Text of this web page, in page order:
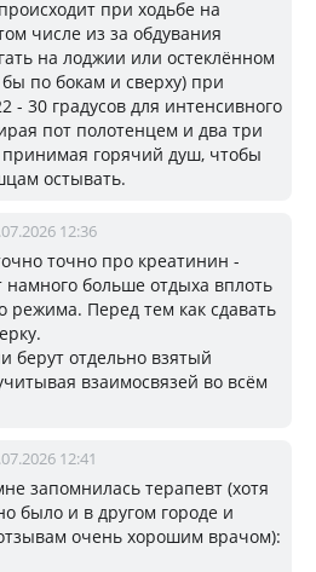
при ходьбе на
числе из за обдувания
на лоджии или остеклённом
бы по бокам и сверху) при
- 30 градусов для интенсивного
пот полотенцем и два три
принимая горячий душ, чтобы
остывать.
12:36
точно про креатинин -
намного больше отдыха вплоть
режима. Перед тем как сдавать
берут отдельно взятый
взаимосвязей во всём
12:41
запомнилась терапевт (хотя
было и в другом городе и
очень хорошим врачом):